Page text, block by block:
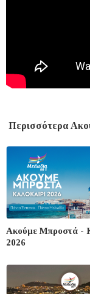
Περισσότερα
Ακούμε Μπροστά -
2026